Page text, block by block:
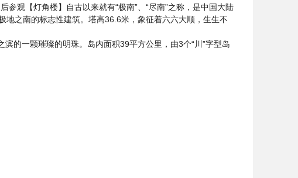
观【灯角楼】自古以来就有“极南”、“尽南”之称，是中国大陆
地之南的标志性建筑。塔高36.6米，象征着六六大顺，生生不
的一颗璀璨的明珠。岛内面积39平方公里，由3个“川”字型岛